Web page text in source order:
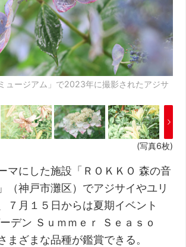
ュージアム」で2023年に撮影されたアジサ
(写真6枚)
マにした施設「ＲＯＫＫＯ 森の音
（神戸市灘区）でアジサイやユリ
７月１５日からは夏期イベント
ーデン Ｓｕｍｍｅｒ Ｓｅａｓｏ
まざまな品種が鑑賞できる。